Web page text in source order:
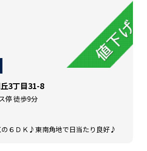
3丁目31-8
停 徒歩9分
の６ＤＫ♪東南角地で日当たり良好♪